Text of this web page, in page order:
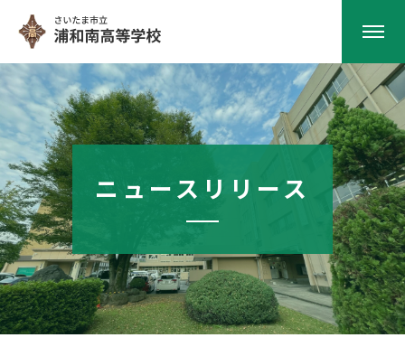
HOME
学校紹介
南高の教育
学校生活
部活動
ニュースリリース